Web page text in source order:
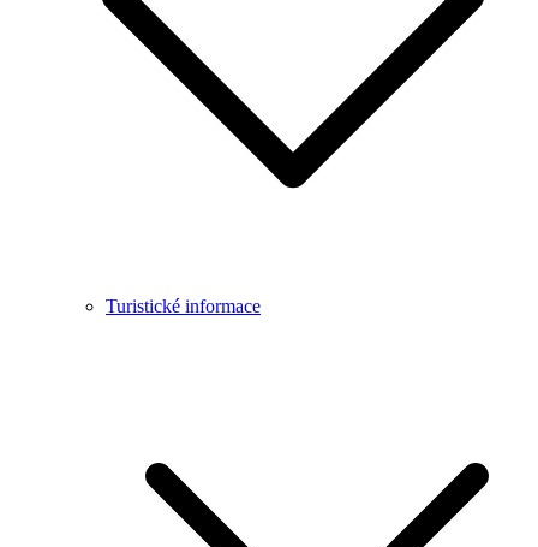
Turistické informace